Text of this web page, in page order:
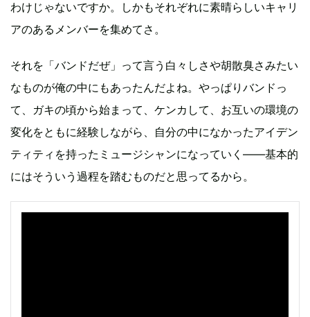
わけじゃないですか。しかもそれぞれに素晴らしいキャリ
アのあるメンバーを集めてさ。
それを「バンドだぜ」って言う白々しさや胡散臭さみたい
なものが俺の中にもあったんだよね。やっぱりバンドっ
て、ガキの頃から始まって、ケンカして、お互いの環境の
変化をともに経験しながら、自分の中になかったアイデン
ティティを持ったミュージシャンになっていく――基本的
にはそういう過程を踏むものだと思ってるから。